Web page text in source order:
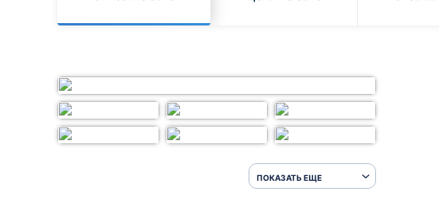
Subaru
ПОКАЗАТЬ ЕЩЕ